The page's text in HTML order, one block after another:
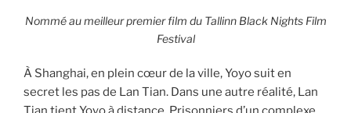
Nommé au meilleur premier film du Tallinn Black Nights Film
Festival
À Shanghai, en plein cœur de la ville, Yoyo suit en
secret les pas de Lan Tian. Dans une autre réalité, Lan